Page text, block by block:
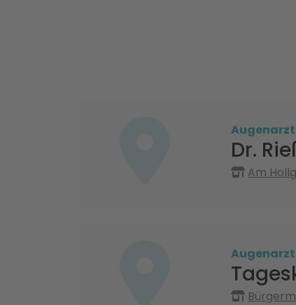
Augenarzt
Dr.
Am
Augenarzt